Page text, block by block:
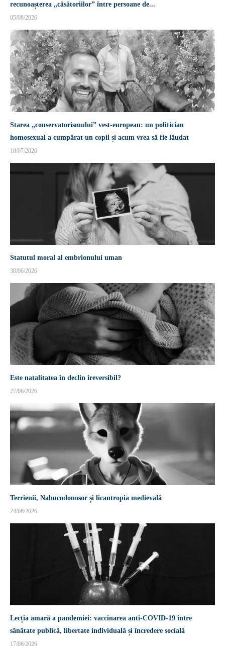
recunoașterea „căsătoriilor” între persoane de...
05/08/2026
Starea „conservatorismului” vest-european: un politician
homosexual a cumpărat un copil și acum vrea să fie lăudat
18/07/2026
Statutul moral al embrionului uman
30/06/2026
Este natalitatea în declin ireversibil?
27/06/2026
Terrienii, Nabucodonosor și licantropia medievală
24/06/2026
Lecția amară a pandemiei: vaccinarea anti-COVID-19 între
sănătate publică, libertate individuală și încredere socială
17/06/2026